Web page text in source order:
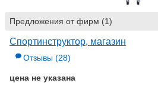
Предложения от фирм (1)
Спортинструктор, магазин
Отзывы (28)
цена не указана